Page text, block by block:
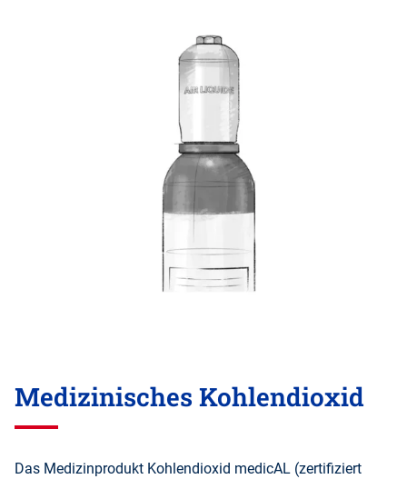
Medizinisches Kohlendioxid
Das Medizinprodukt Kohlendioxid medicAL (zertifiziert